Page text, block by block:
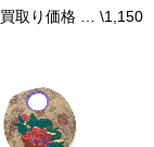
買取り価格 … \1,150